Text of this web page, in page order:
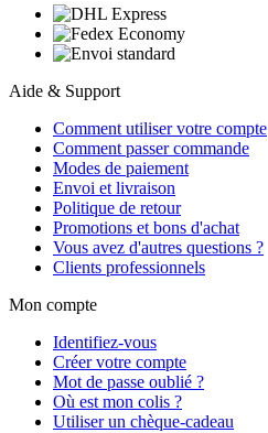
Aide & Support
Comment utiliser votre compte
Comment passer commande
Modes de paiement
Envoi et livraison
Politique de retour
Promotions et bons d'achat
Vous avez d'autres questions ?
Clients professionnels
Mon compte
Identifiez-vous
Créer votre compte
Mot de passe oublié ?
Où est mon colis ?
Utiliser un chèque-cadeau